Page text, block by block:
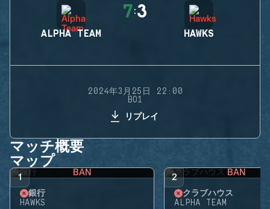
ALPHA TEAM
7:3
HAWKS
2024年3月25日 22:00
BO1
リプレイ
マッチ概要
マップ
1 BAN
銀行
HAWKS
2 BAN
クラブハウス
ALPHA TEAM